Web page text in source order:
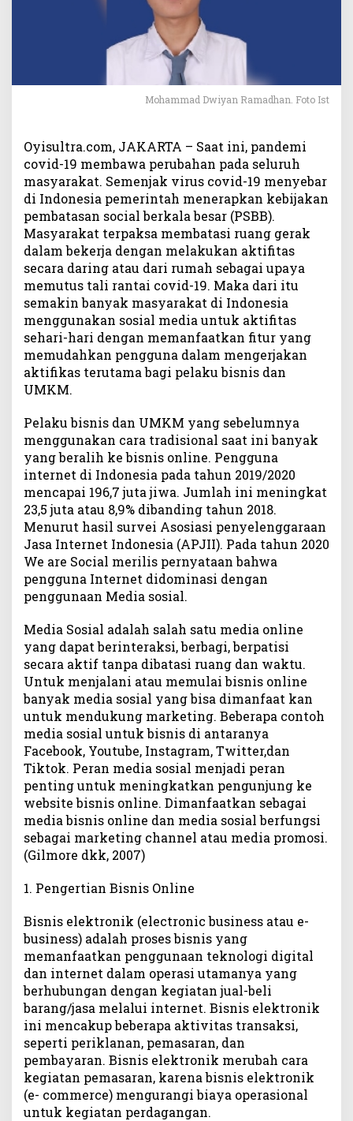
E
S
l
u
m
d
a
n
S
e
s
u
d
a
h
P
a
e
m
i
d
a
l
a
m
P
e
r
e
m
b
a
n
g
a
n
B
i
s
i
s
O
n
l
n
Mohammad Dwiyan Ramadhan. Foto Ist
Oyisultra.com, JAKARTA – Saat ini, pandemi
covid-19 membawa perubahan pada seluruh
masyarakat. Semenjak virus covid-19 menyebar
di Indonesia pemerintah menerapkan kebijakan
pembatasan social berkala besar (PSBB).
Masyarakat terpaksa membatasi ruang gerak
dalam bekerja dengan melakukan aktifitas
secara daring atau dari rumah sebagai upaya
memutus tali rantai covid-19. Maka dari itu
semakin banyak masyarakat di Indonesia
menggunakan sosial media untuk aktifitas
sehari-hari dengan memanfaatkan fitur yang
memudahkan pengguna dalam mengerjakan
aktifikas terutama bagi pelaku bisnis dan
UMKM.
Pelaku bisnis dan UMKM yang sebelumnya
menggunakan cara tradisional saat ini banyak
yang beralih ke bisnis online. Pengguna
internet di Indonesia pada tahun 2019/2020
mencapai 196,7 juta jiwa. Jumlah ini meningkat
23,5 juta atau 8,9% dibanding tahun 2018.
Menurut hasil survei Asosiasi penyelenggaraan
Jasa Internet Indonesia (APJII). Pada tahun 2020
We are Social merilis pernyataan bahwa
pengguna Internet didominasi dengan
penggunaan Media sosial.
Media Sosial adalah salah satu media online
yang dapat berinteraksi, berbagi, berpatisi
secara aktif tanpa dibatasi ruang dan waktu.
Untuk menjalani atau memulai bisnis online
banyak media sosial yang bisa dimanfaat kan
untuk mendukung marketing. Beberapa contoh
media sosial untuk bisnis di antaranya
Facebook, Youtube, Instagram, Twitter,dan
Tiktok. Peran media sosial menjadi peran
penting untuk meningkatkan pengunjung ke
website bisnis online. Dimanfaatkan sebagai
media bisnis online dan media sosial berfungsi
sebagai marketing channel atau media promosi.
(Gilmore dkk, 2007)
1. Pengertian Bisnis Online
Bisnis elektronik (electronic business atau e-
business) adalah proses bisnis yang
memanfaatkan penggunaan teknologi digital
dan internet dalam operasi utamanya yang
berhubungan dengan kegiatan jual-beli
barang/jasa melalui internet. Bisnis elektronik
ini mencakup beberapa aktivitas transaksi,
seperti periklanan, pemasaran, dan
pembayaran. Bisnis elektronik merubah cara
kegiatan pemasaran, karena bisnis elektronik
(e- commerce) mengurangi biaya operasional
untuk kegiatan perdagangan.